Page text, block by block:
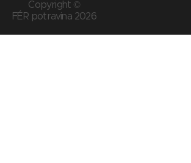
Copyright ©
FÉR potravina 2026